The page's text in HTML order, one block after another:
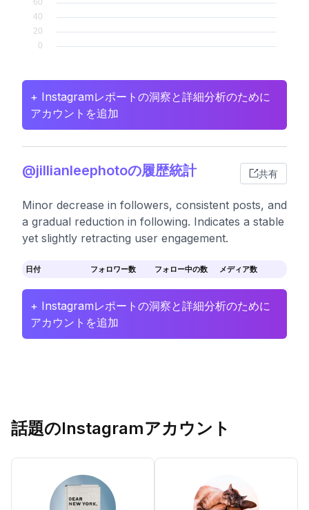
+ Instagramレポートの洞察と詳細分析のために
アカウントを追加
@jillianleephotoの履歴統計 共有
Minor decrease in followers, consistent posts, and
a gradual reduction in following. Indicates a stable
yet slightly retracting user engagement.
日付 フォロワー数 フォロー中の数 メディア数
+ Instagramレポートの洞察と詳細分析のために
アカウントを追加
話題のInstagramアカウント